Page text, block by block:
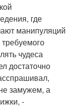
где
манипуляций
чудеса
достаточно
замужем, а
-